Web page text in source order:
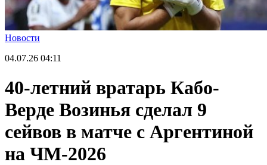
Новости
04.07.26 04:11
40-летний вратарь Кабо-
Верде Возинья сделал 9
сейвов в матче с Аргентиной
на ЧМ-2026